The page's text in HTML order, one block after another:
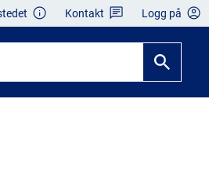
Kontakt Logg på